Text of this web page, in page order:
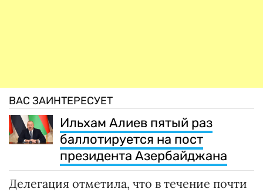
ВАС ЗАИНТЕРЕСУЕТ
Ильхам Алиев пятый раз
баллотируется на пост
президента Азербайджана
Делегация отметила, что в течение почти